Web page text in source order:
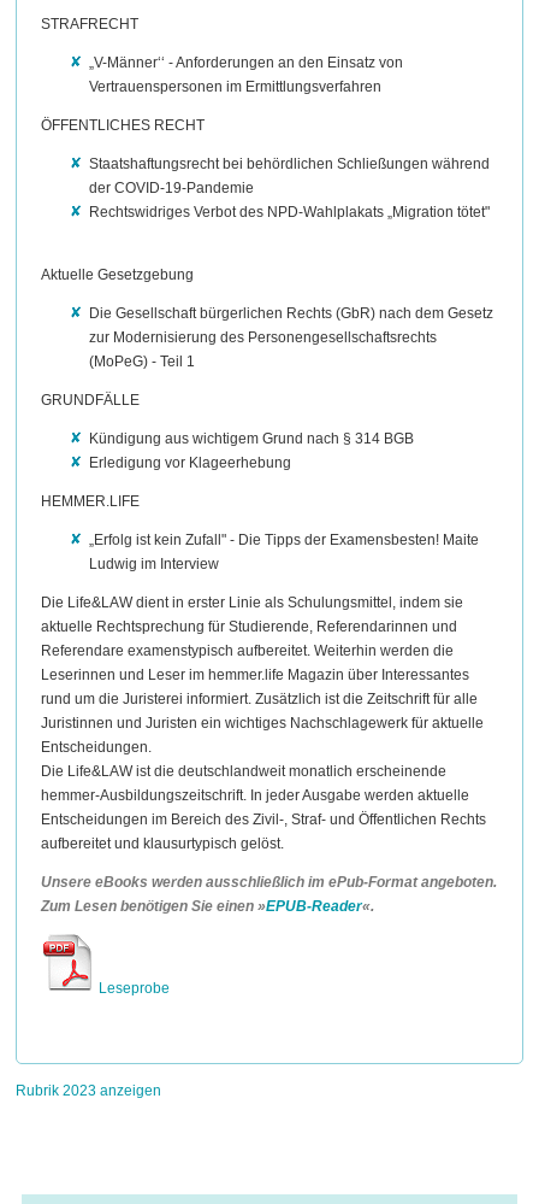
STRAFRECHT
„V-Männer‘‘ - Anforderungen an den Einsatz von
Vertrauenspersonen im Ermittlungsverfahren
ÖFFENTLICHES RECHT
Staatshaftungsrecht bei behördlichen Schließungen während
der COVID-19-Pandemie
Rechtswidriges Verbot des NPD-Wahlplakats „Migration tötet"
Aktuelle Gesetzgebung
Die Gesellschaft bürgerlichen Rechts (GbR) nach dem Gesetz
zur Modernisierung des Personengesellschaftsrechts
(MoPeG) - Teil 1
GRUNDFÄLLE
Kündigung aus wichtigem Grund nach § 314 BGB
Erledigung vor Klageerhebung
HEMMER.LIFE
„Erfolg ist kein Zufall" - Die Tipps der Examensbesten! Maite
Ludwig im Interview
Die Life&LAW dient in erster Linie als Schulungsmittel, indem sie
aktuelle Rechtsprechung für Studierende, Referendarinnen und
Referendare examenstypisch aufbereitet. Weiterhin werden die
Leserinnen und Leser im hemmer.life Magazin über Interessantes
rund um die Juristerei informiert. Zusätzlich ist die Zeitschrift für alle
Juristinnen und Juristen ein wichtiges Nachschlagewerk für aktuelle
Entscheidungen.
Die Life&LAW ist die deutschlandweit monatlich erscheinende
hemmer-Ausbildungszeitschrift. In jeder Ausgabe werden aktuelle
Entscheidungen im Bereich des Zivil-, Straf- und Öffentlichen Rechts
aufbereitet und klausurtypisch gelöst.
Unsere eBooks werden ausschließlich im ePub-Format angeboten.
Zum Lesen benötigen Sie einen »EPUB-Reader«.
Leseprobe
Rubrik 2023 anzeigen